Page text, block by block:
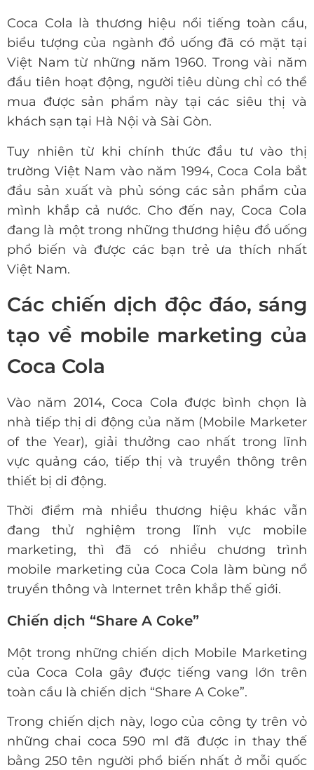
Coca Cola là thương hiệu nổi tiếng toàn cầu,
biểu tượng của ngành đồ uống đã có mặt tại
Việt Nam từ những năm 1960. Trong vài năm
đầu tiên hoạt động, người tiêu dùng chỉ có thể
mua được sản phẩm này tại các siêu thị và
khách sạn tại Hà Nội và Sài Gòn.
Tuy nhiên từ khi chính thức đầu tư vào thị
trường Việt Nam vào năm 1994, Coca Cola bắt
đầu sản xuất và phủ sóng các sản phẩm của
mình khắp cả nước. Cho đến nay, Coca Cola
đang là một trong những thương hiệu đồ uống
phổ biến và được các bạn trẻ ưa thích nhất
Việt Nam.
Các chiến dịch độc đáo, sáng
tạo về mobile marketing của
Coca Cola
Vào năm 2014, Coca Cola được bình chọn là
nhà tiếp thị di động của năm (Mobile Marketer
of the Year), giải thưởng cao nhất trong lĩnh
vực quảng cáo, tiếp thị và truyền thông trên
thiết bị di động.
Thời điểm mà nhiều thương hiệu khác vẫn
đang thử nghiệm trong lĩnh vực mobile
marketing, thì đã có nhiều chương trình
mobile marketing của Coca Cola làm bùng nổ
truyền thông và Internet trên khắp thế giới.
Chiến dịch “Share A Coke”
Một trong những chiến dịch Mobile Marketing
của Coca Cola gây được tiếng vang lớn trên
toàn cầu là chiến dịch “Share A Coke”.
Trong chiến dịch này, logo của công ty trên vỏ
những chai coca 590 ml đã được in thay thế
bằng 250 tên người phổ biến nhất ở mỗi quốc